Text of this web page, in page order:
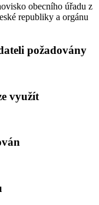
obecního úřadu z
republiky a orgánu
požadovány
využít